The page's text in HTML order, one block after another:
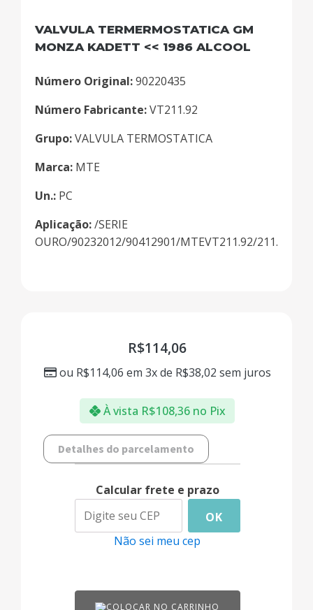
VALVULA TERMERMOSTATICA GM
MONZA KADETT << 1986 ALCOOL
Número Original:90220435
Número Fabricante:VT211.92
Grupo:VALVULA TERMOSTATICA
Marca: MTE
Un.: PC
Aplicação:/SERIE
OURO/90232012/90412901/MTEVT211.92/211.92/
R$114,06
ou R$114,06 em 3x de R$38,02 sem juros
À vista R$108,36 no Pix
Detalhes do parcelamento
Calcular frete e prazo
OK
Não sei meu cep
COLOCAR NO CARRINHO